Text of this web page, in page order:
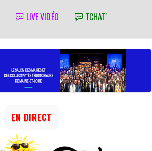
LIVE VIDÉO TCHAT'
EN DIRECT